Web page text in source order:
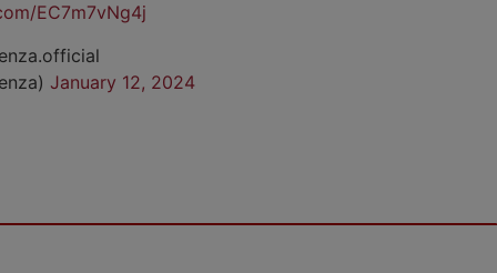
EC7m7vNg4j
January 12, 2024